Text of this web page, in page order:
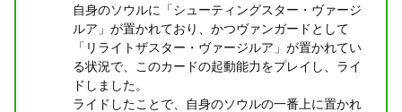
自身のソウルに「シューティングスター・ヴァージ
ルア」が置かれており、かつヴァンガードとして
「リライトザスター・ヴァージルア」が置かれてい
る状況で、このカードの起動能力をプレイし、ライ
ドしました。
ライドしたことで、自身のソウルの一番上に置かれ